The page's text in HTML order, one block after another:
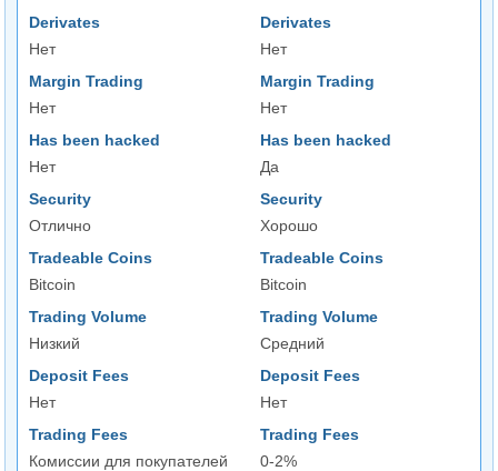
Derivates
Нет
Derivates
Нет
Margin Trading
Нет
Margin Trading
Нет
Has been hacked
Нет
Has been hacked
Да
Security
Отлично
Security
Хорошо
Tradeable Coins
Bitcoin
Tradeable Coins
Bitcoin
Trading Volume
Низкий
Trading Volume
Средний
Deposit Fees
Нет
Deposit Fees
Нет
Trading Fees
Комиссии для покупателей
Trading Fees
0-2%